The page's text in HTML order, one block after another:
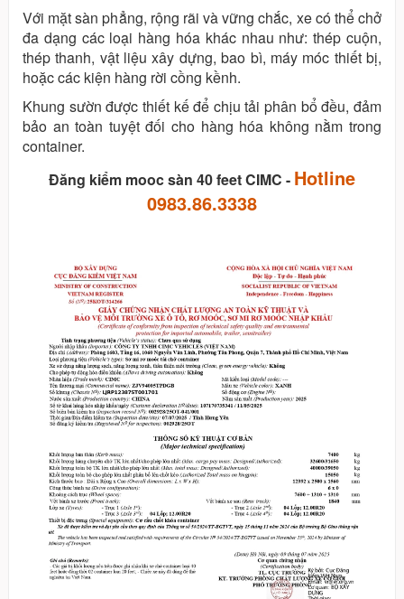
Với mặt sàn phẳng, rộng rãi và vững chắc, xe có thể chở
đa dạng các loại hàng hóa khác nhau như: thép cuộn,
thép thanh, vật liệu xây dựng, bao bì, máy móc thiết bị,
hoặc các kiện hàng rời cồng kềnh.
Khung sườn được thiết kế để chịu tải phân bổ đều, đảm
bảo an toàn tuyệt đối cho hàng hóa không nằm trong
container.
Đăng kiểm mooc sàn 40 feet CIMC - Hotline
0983.86.3338